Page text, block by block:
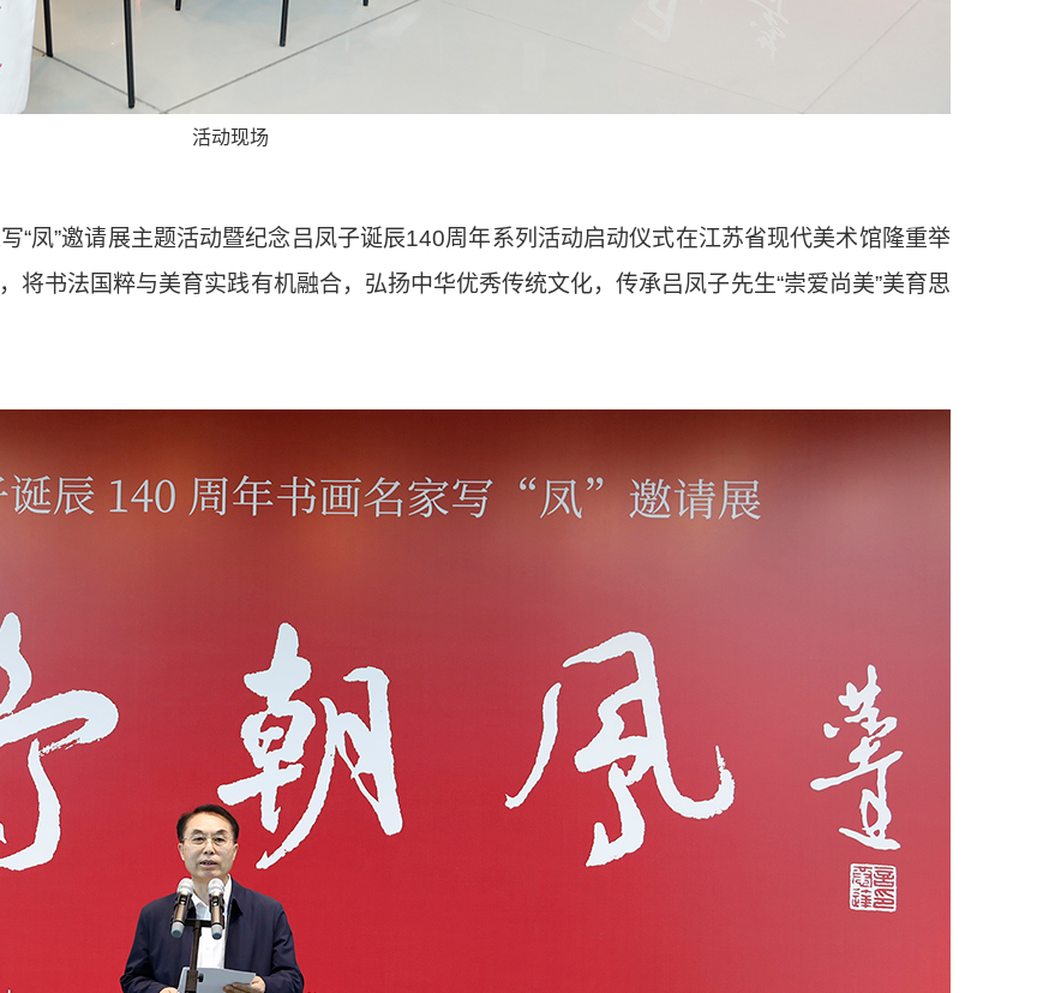
活动现场
凤”邀请展主题活动暨纪念吕凤子诞辰140周年系列活动启动仪式在江苏省现代美术馆隆重举
将书法国粹与美育实践有机融合，弘扬中华优秀传统文化，传承吕凤子先生“崇爱尚美”美育思